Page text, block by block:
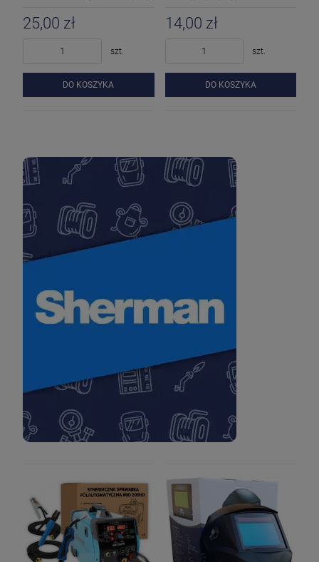
25,00 zł
szt.
DO KOSZYKA
14,00 zł
szt.
DO KOSZYKA